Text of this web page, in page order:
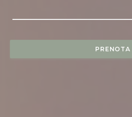
PRENOTA